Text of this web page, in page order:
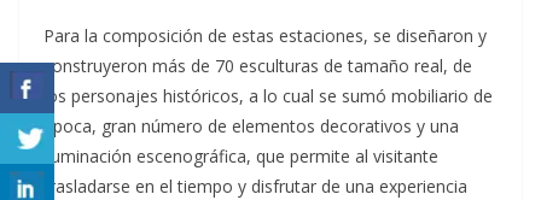
Para la composición de estas estaciones, se diseñaron y
construyeron más de 70 esculturas de tamaño real, de
los personajes históricos, a lo cual se sumó mobiliario de
época, gran número de elementos decorativos y una
iluminación escenográfica, que permite al visitante
trasladarse en el tiempo y disfrutar de una experiencia